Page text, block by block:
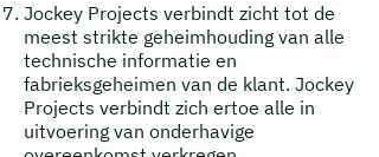
Jockey Projects verbindt zicht tot de
meest strikte geheimhouding van alle
technische informatie en
fabrieksgeheimen van de klant. Jockey
Projects verbindt zich ertoe alle in
uitvoering van onderhavige